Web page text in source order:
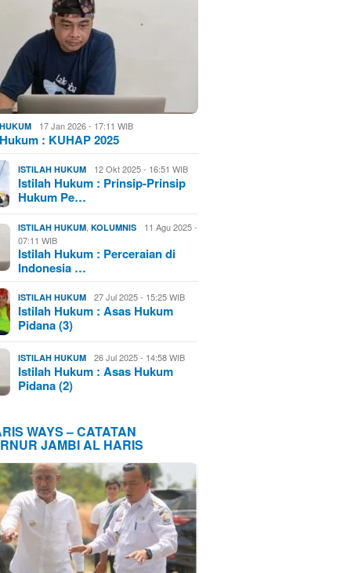
17 Jan 2026 - 17:11 WIB
: KUHAP 2025
ISTILAH HUKUM 12 Okt 2025 - 16:51 WIB
Istilah Hukum : Prinsip-Prinsip
Hukum Pe…
ISTILAH HUKUM ,KOLUMNIS
11 Agu 2025 -
07:11 WIB
Istilah Hukum : Perceraian di
Indonesia …
ISTILAH HUKUM 27 Jul 2025 - 15:25 WIB
Istilah Hukum : Asas Hukum
Pidana (3)
ISTILAH HUKUM 26 Jul 2025 - 14:58 WIB
Istilah Hukum : Asas Hukum
Pidana (2)
WAYS – CATATAN
JAMBI AL HARIS